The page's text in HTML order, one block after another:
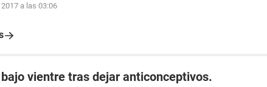
a las 03:06
vientre tras dejar anticonceptivos.